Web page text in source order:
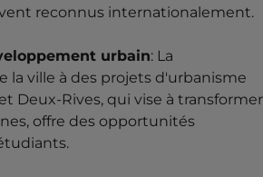
reconnus internationalement.
urbain: La
la ville à des projets d'urbanisme
Deux-Rives, qui vise à transformer
offre des opportunités